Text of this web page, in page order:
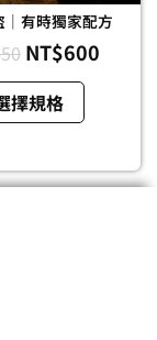
｜有時獨家配方
NT$600
擇規格
可
在
產
頁
選